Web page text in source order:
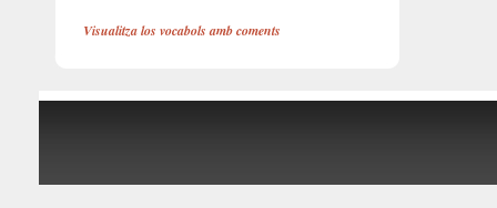
Visualitza los vocabols amb coments